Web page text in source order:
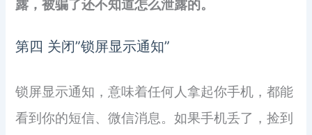
露，被骗了还不知道怎么泄露的。
第四 关闭”锁屏显示通知”
锁屏显示通知，意味着任何人拿起你手机，都能
看到你的短信、微信消息。如果手机丢了，捡到